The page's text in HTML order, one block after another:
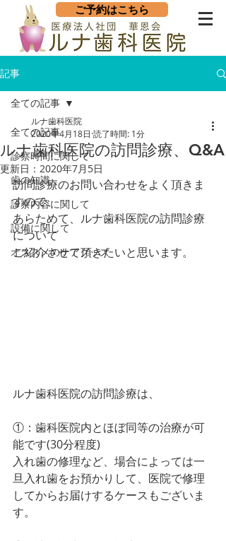
ご予約はこちら
記事
全ての記事
診察時間に関して
歯の知識
診察内容に関して
設備に関して
オススメのケアグッズ
全ての記事
ルナ歯科医院の訪問診療、Q&A
ルナ歯科医院
2020年4月18日 読了時間: 1分
更新日： 2020年7月5日
訪問診療のお問い合わせをよく頂きま
すので、
あらためて、ルナ歯科医院の訪問診療
について
ご紹介させて頂きたいと思います。
ルナ歯科医院の訪問診療は、
①：歯科医院内とほぼ同等の治療が可
能です(30分程度)
入れ歯の修理など、場合によっては一
旦入れ歯をお預かりして、医院で修理
してからお届けするケースもございま
す。